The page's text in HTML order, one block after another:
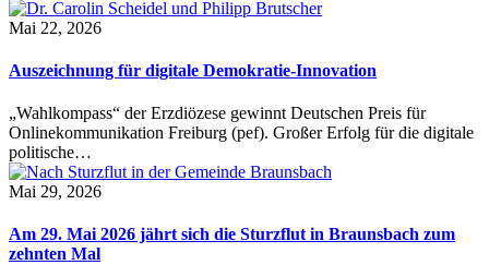
Mai 22, 2026
Auszeichnung für digitale Demokratie-Innovation
„Wahlkompass“ der Erzdiözese gewinnt Deutschen Preis für
Onlinekommunikation Freiburg (pef). Großer Erfolg für die digitale
politische…
Mai 29, 2026
Am 29. Mai 2026 jährt sich die Sturzflut in Braunsbach zum
zehnten Mal